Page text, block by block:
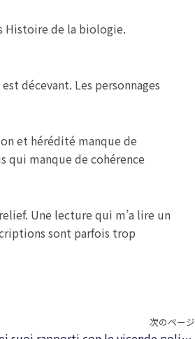
Histoire de la biologie.
décevant. Les personnages
et hérédité manque de
qui manque de cohérence
Une lecture qui m’a lire un
sont parfois trop
次のページ